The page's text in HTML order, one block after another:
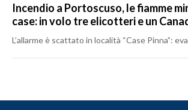
Incendio a Portoscuso, le fiamme
case: in volo tre elicotteri e un
L’allarme è scattato in località “Case Pinna”: